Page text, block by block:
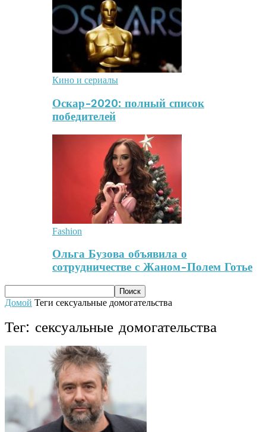
Кино и сериалы
Оскар-2020: полный список
победителей
Fashion
Ольга Бузова объявила о
сотрудничестве с Жаном-Полем Готье
Домой Теги сексуальные домогательства
Тег: сексуальные домогательства